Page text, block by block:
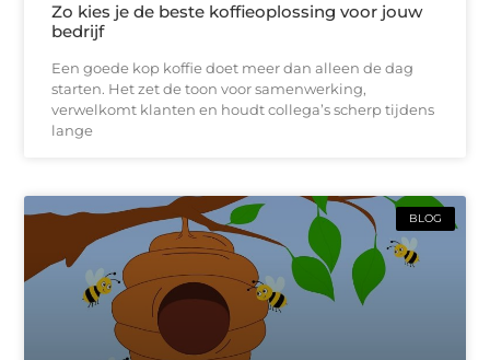
Zo kies je de beste koffieoplossing voor jouw
bedrijf
Een goede kop koffie doet meer dan alleen de dag
starten. Het zet de toon voor samenwerking,
verwelkomt klanten en houdt collega’s scherp tijdens
lange
BLOG